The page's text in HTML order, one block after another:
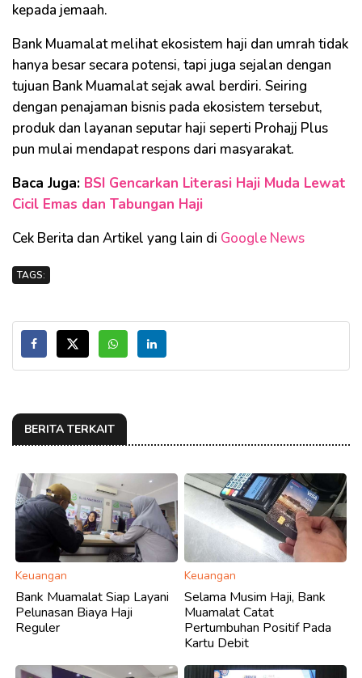
kepada jemaah.
Bank Muamalat melihat ekosistem haji dan umrah tidak
hanya besar secara potensi, tapi juga sejalan dengan
tujuan Bank Muamalat sejak awal berdiri. Seiring
dengan penajaman bisnis pada ekosistem tersebut,
produk dan layanan seputar haji seperti Prohajj Plus
pun mulai mendapat respons dari masyarakat.
Baca Juga: BSI Gencarkan Literasi Haji Muda Lewat
Cicil Emas dan Tabungan Haji
Cek Berita dan Artikel yang lain di Google News
TAGS:
BERITA TERKAIT
Keuangan
Bank Muamalat Siap Layani
Pelunasan Biaya Haji
Reguler
Keuangan
Selama Musim Haji, Bank
Muamalat Catat
Pertumbuhan Positif Pada
Kartu Debit